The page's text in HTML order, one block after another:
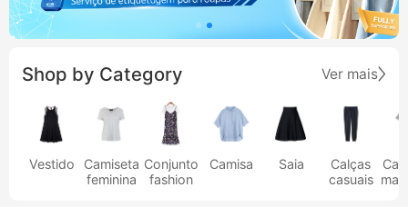
Shop by Category Ver mais
Vestido
Camiseta
feminina
Conjunto
fashion
Camisa Saia
Calças
casuais